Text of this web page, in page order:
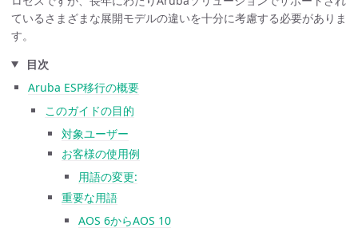
ているさまざまな展開モデルの違いを十分に考慮する必要がありま
す。
目次
Aruba ESP移行の概要
このガイドの目的
対象ユーザー
お客様の使用例
用語の変更:
重要な用語
AOS 6からAOS 10